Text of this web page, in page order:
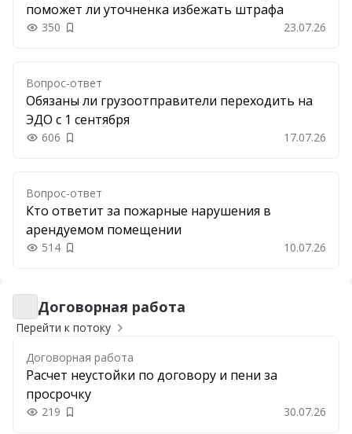
поможет ли уточненка избежать штрафа
350 Добавить в закладки 23.07.26
Вопрос-ответ
Обязаны ли грузоотправители переходить на
ЭДО с 1 сентября
606 Добавить в закладки 17.07.26
Вопрос-ответ
Кто ответит за пожарные нарушения в
арендуемом помещении
514 Добавить в закладки 10.07.26
Договорная работа
Договорная работа
Перейти к потоку
Договорная работа
Расчет неустойки по договору и пени за
просрочку
219 Добавить в закладки 30.07.26